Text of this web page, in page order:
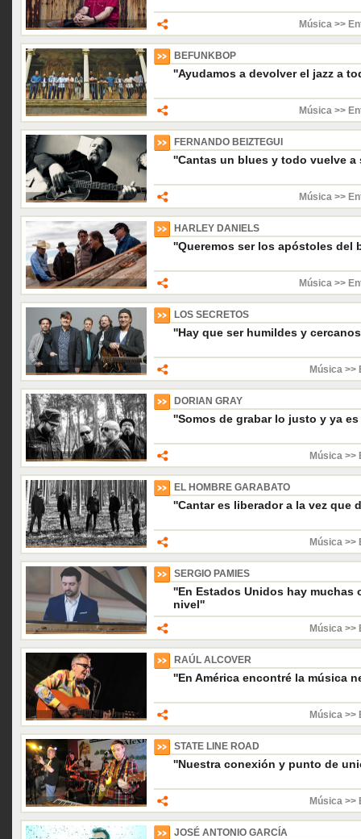
Música >>
BEFUNKBOP
''Ayudamos a devolver el jazz a
Música >>
FERNANDO BEIZTEGUI
''Cantas un blues y todo vuelve a
Música >>
HARLEY DANIELS
''Queremos ser los apóstoles del
Música >>
LOS SECRETOS
''Hay que ser humildes y
Música >>
DORIAN GRAY
''Somos de grabar lo justo y ya
Música >>
EL HOMBRE GARABATO
''Cantar es liberador a la vez que
Música >>
SERGIO PAMIES
''En Estados Unidos hay muchas
nivel''
Música >>
RAÚL ALCOVER
''En América encontré la música
Música >>
STATE LINE ROAD
''Nuestra conexión y punto de
Música >>
JOSÉ ANTONIO GARCÍA